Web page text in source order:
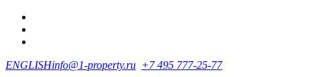
ENGLISHinfo@1-property.ru +7 495 777-25-77